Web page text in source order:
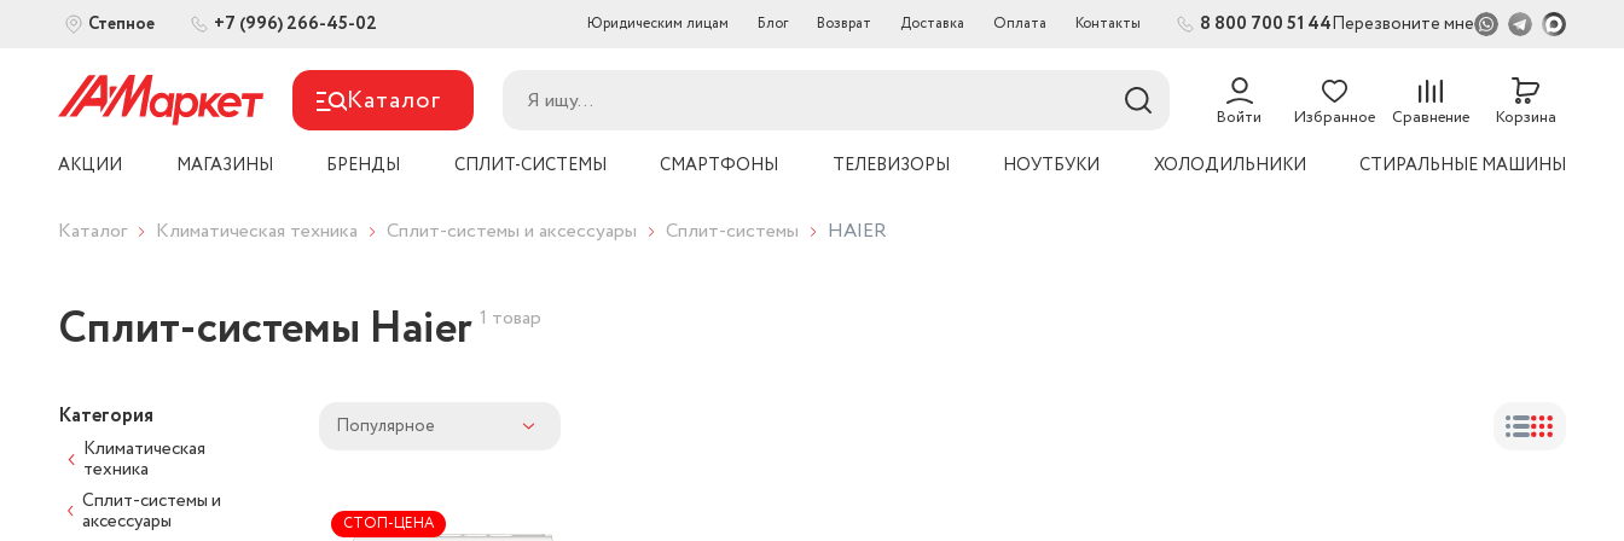
Степное +7 (996) 266-45-02 Юридическим лицам Блог Возврат Доставка Оплата Контакты 8 800 700 51 44Перезвоните мне
Каталог Войти Избранное Сравнение Корзина
АКЦИИ МАГАЗИНЫ БРЕНДЫ СПЛИТ-СИСТЕМЫ СМАРТФОНЫ ТЕЛЕВИЗОРЫ НОУТБУКИ ХОЛОДИЛЬНИКИ СТИРАЛЬНЫЕ МАШИНЫ
Каталог Климатическая техника Сплит-системы и аксессуары Сплит-системы HAIER
Сплит-системы Haier 1 товар
Категория
Климатическая
техника
Сплит-системы и
аксессуары
Популярное
СТОП-ЦЕНА